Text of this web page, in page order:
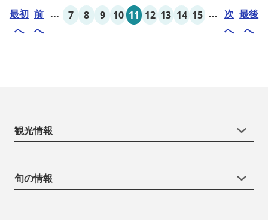
最初
へ
前
へ
... 7 8 9 10 11 12 13 14 15 ... 次
へ
最後
へ
観光情報
旬の情報